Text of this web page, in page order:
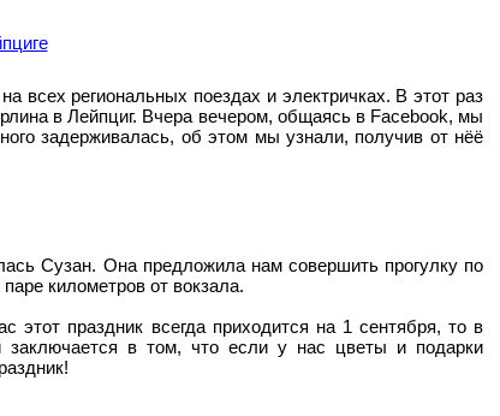
всех региональных поездах и электричках. В этот раз
в Лейпциг. Вчера вечером, общаясь в Facebook, мы
задерживалась, об этом мы узнали, получив от нёё
Сузан. Она предложила нам совершить прогулку по
километров от вокзала.
праздник всегда приходится на 1 сентября, то в
заключается в том, что если у нас цветы и подарки